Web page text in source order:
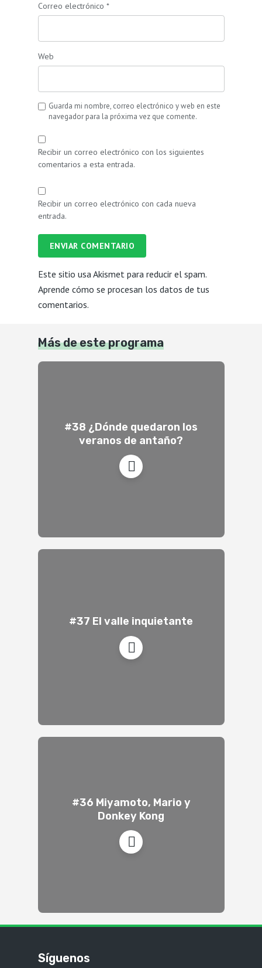
Correo electrónico *
Web
Guarda mi nombre, correo electrónico y web en este
navegador para la próxima vez que comente.
Recibir un correo electrónico con los siguientes
comentarios a esta entrada.
Recibir un correo electrónico con cada nueva
entrada.
ENVIAR COMENTARIO
Este sitio usa Akismet para reducir el spam.
Aprende cómo se procesan los datos de tus
comentarios.
Más de este programa
#38 ¿Dónde quedaron los
veranos de antaño?
#37 El valle inquietante
#36 Miyamoto, Mario y
Donkey Kong
Síguenos